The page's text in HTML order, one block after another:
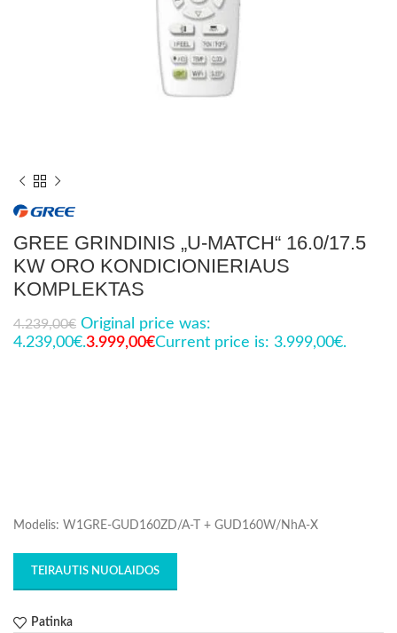
GREE GRINDINIS „U-MATCH“ 16.0/17.5
KW ORO KONDICIONIERIAUS
KOMPLEKTAS
4.239,00€ Original price was:
4.239,00€.3.999,00€Current price is: 3.999,00€.
Modelis: W1GRE-GUD160ZD/A-T + GUD160W/NhA-X
TEIRAUTIS NUOLAIDOS
Patinka